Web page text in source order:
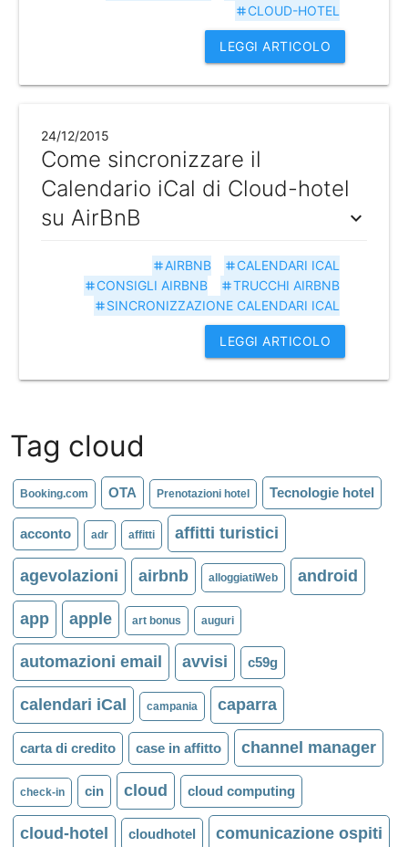
tag CLOUD-HOTEL
LEGGI ARTICOLO
24/12/2015
Come sincronizzare il
Calendario iCal di Cloud-hotel
su AirBnB
expand_more
tag CALENDARI ICAL
tag AIRBNB
tagTRUCCHI AIRBNB
tag CONSIGLI AIRBNB
tag SINCRONIZZAZIONE CALENDARI ICAL
LEGGI ARTICOLO
Tag cloud
Booking.com OTA Prenotazioni hotel Tecnologie hotel
acconto adr affitti affitti turistici
agevolazioni airbnb alloggiatiWeb android
app apple art bonus auguri
automazioni email avvisi c59g
calendari iCal campania caparra
carta di credito case in affitto channel manager
check-in cin cloud cloud computing
cloud-hotel cloudhotel comunicazione ospiti